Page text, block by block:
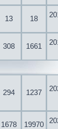
13 18
308 1661
294 1237
1678 19970